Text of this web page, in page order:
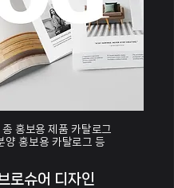
홍보용 제품 카탈로그
양 홍보용 카탈로그​ 등
로슈어 디자인